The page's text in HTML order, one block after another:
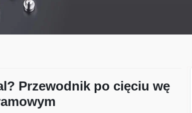
Przewodnik po cięciu wę